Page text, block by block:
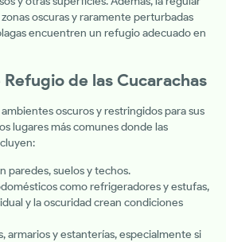
oscuras y raramente perturbadas
encuentren un refugio adecuado en
de las Cucarachas
oscuros y restringidos para sus
lugares más comunes donde las
paredes, suelos y techos.
como refrigeradores y estufas,
y la oscuridad crean condiciones
armarios y estanterías, especialmente si